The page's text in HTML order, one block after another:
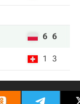
6 6
1 3